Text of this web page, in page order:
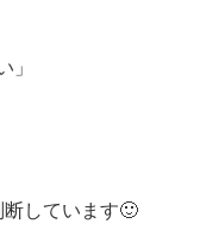
」
しています🙂